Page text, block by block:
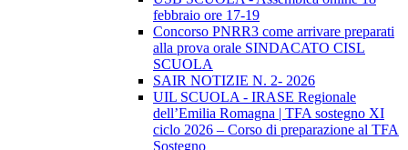
febbraio ore 17-19
Concorso PNRR3 come arrivare preparati
alla prova orale SINDACATO CISL
SCUOLA
SAIR NOTIZIE N. 2- 2026
UIL SCUOLA - IRASE Regionale
dell’Emilia Romagna | TFA sostegno XI
ciclo 2026 – Corso di preparazione al TFA
Sostegno